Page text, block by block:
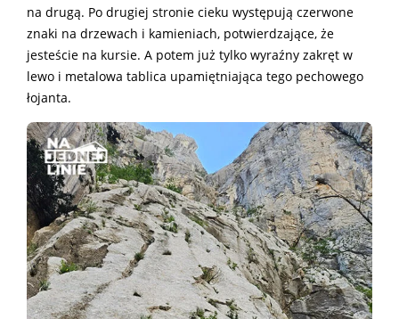
na drugą. Po drugiej stronie cieku występują czerwone
znaki na drzewach i kamieniach, potwierdzające, że
jesteście na kursie. A potem już tylko wyraźny zakręt w
lewo i metalowa tablica upamiętniająca tego pechowego
łojanta.